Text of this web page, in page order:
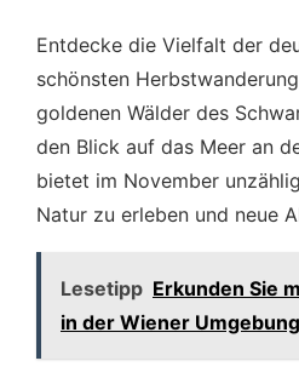
Entdecke die Vielfalt der
schönsten
goldenen Wälder des
den Blick auf das Meer an
bietet im November
Natur zu erleben und neue
Lesetipp Erkunden Sie
in der Wiener